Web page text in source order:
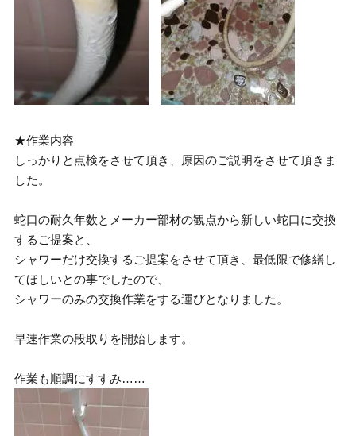
★作業内容
しっかりと点検をさせて頂き、原因のご説明をさせて頂きま
した。
蛇口の耐久年数とメーカー部材の観点から新しい蛇口に交換
するご提案と、
シャワーだけ交換するご提案をさせて頂き、最低限で修繕し
てほしいとの事でしたので、
シャワーのみの交換作業をする運びとなりました。
早速作業の段取りを開始します。
作業も順調にすすみ……